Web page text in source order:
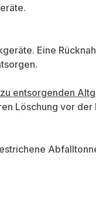
Eine
entsorgenden
Löschung vor